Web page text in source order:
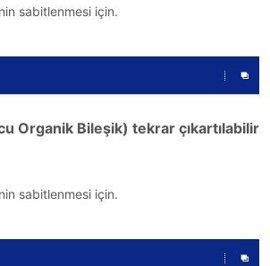
sabitlenmesi için.
Organik Bileşik) tekrar çıkartılabilir
sabitlenmesi için.